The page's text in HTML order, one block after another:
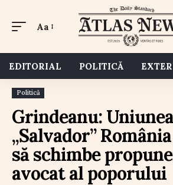
Aa
EDITORIAL POLITICĂ
Politică
Grindeanu: Uniunea
„Salvador”
să schimbe
avocat al poporului